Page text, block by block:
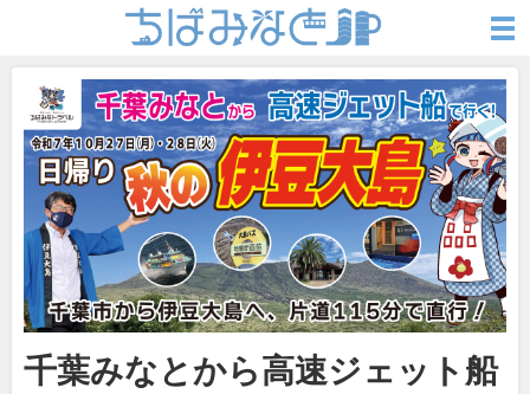
千葉みなとから高速ジェット船